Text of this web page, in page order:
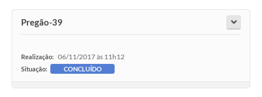
Contratos
Audiências Públicas
Pregão-39
Realização: 06/11/2017 às 11h12
Situação: CONCLUÍDO